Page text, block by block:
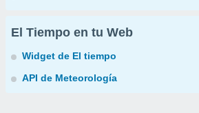
El Tiempo en tu Web
Widget de El tiempo
API de Meteorología